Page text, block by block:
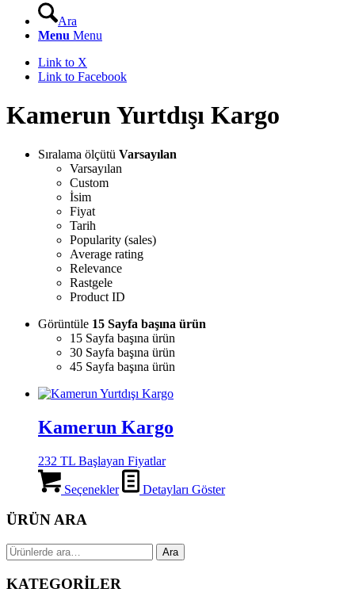
Ara
Menu Menu
Link to X
Link to Facebook
Kamerun Yurtdışı Kargo
Sıralama ölçütü Varsayılan
Varsayılan
Custom
İsim
Fiyat
Tarih
Popularity (sales)
Average rating
Relevance
Rastgele
Product ID
Görüntüle 15 Sayfa başına ürün
15 Sayfa başına ürün
30 Sayfa başına ürün
45 Sayfa başına ürün
Kamerun Kargo
232 TL Başlayan Fiyatlar
Seçenekler Detayları Göster
ÜRÜN ARA
Ara: Ara
KATEGORİLER